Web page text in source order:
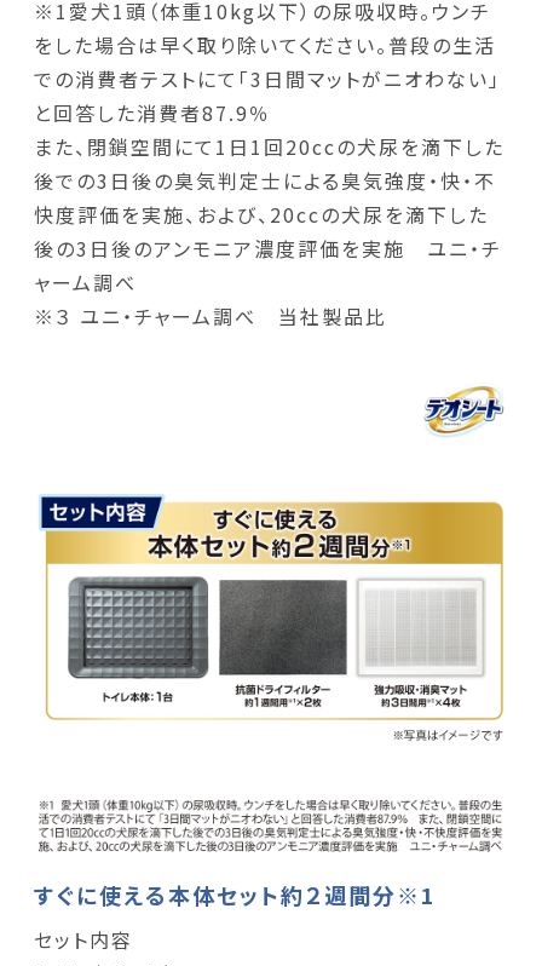
※1愛犬1頭（体重10kg以下）の尿吸収時。ウンチ
をした場合は早く取り除いてください。普段の生活
での消費者テストにて「3日間マットがニオわない」
と回答した消費者87.9％
また、閉鎖空間にて1日1回20ccの犬尿を滴下した
後での3日後の臭気判定士による臭気強度・快・不
快度評価を実施、および、20ccの犬尿を滴下した
後の3日後のアンモニア濃度評価を実施 ユニ・チ
ャーム調べ
※３ ユニ・チャーム調べ 当社製品比
すぐに使える本体セット約２週間分※1
セット内容